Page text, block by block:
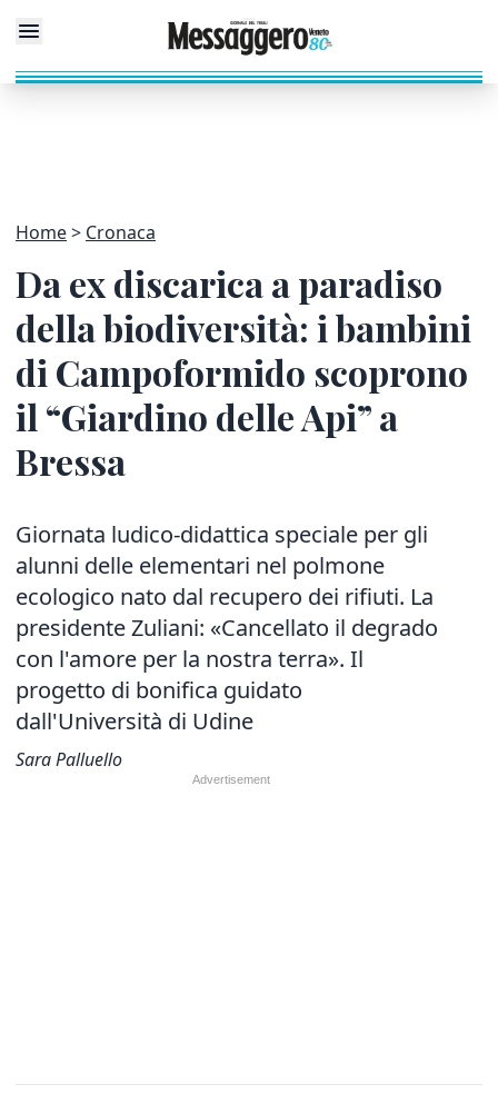
Home Cronaca
Da ex discarica a paradiso
della biodiversità: i bambini
di Campoformido scoprono
il “Giardino delle Api” a
Bressa
Giornata ludico-didattica speciale per gli
alunni delle elementari nel polmone
ecologico nato dal recupero dei rifiuti. La
presidente Zuliani: «Cancellato il degrado
con l'amore per la nostra terra». Il
progetto di bonifica guidato
dall'Università di Udine
Sara Palluello